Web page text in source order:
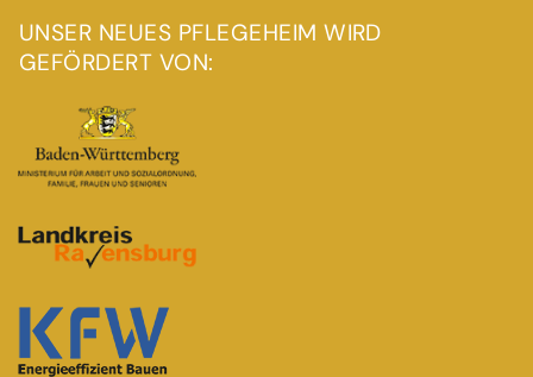
UNSER NEUES PFLEGEHEIM WIRD
GEFÖRDERT VON: